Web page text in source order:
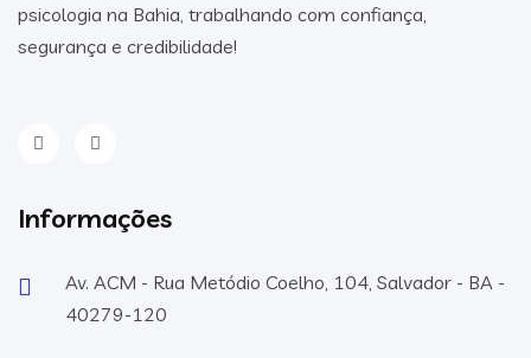
psicologia na Bahia, trabalhando com confiança,
segurança e credibilidade!
Informações
Av. ACM - Rua Metódio Coelho, 104, Salvador - BA -
40279-120